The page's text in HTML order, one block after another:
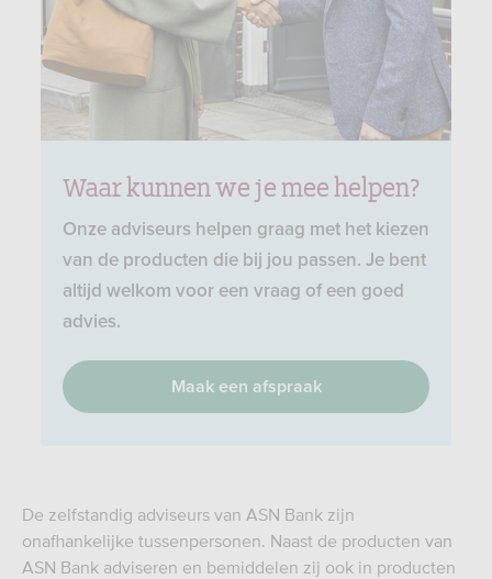
Waar kunnen we je mee helpen?
Onze adviseurs helpen graag met het kiezen
van de producten die bij jou passen. Je bent
altijd welkom voor een vraag of een goed
advies.
Maak een afspraak
De zelfstandig adviseurs van ASN Bank zijn
onafhankelijke tussenpersonen. Naast de producten van
ASN Bank adviseren en bemiddelen zij ook in producten